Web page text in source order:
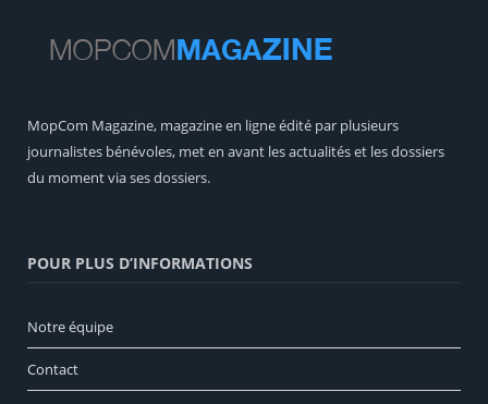
MopCom Magazine, magazine en ligne édité par plusieurs
journalistes bénévoles, met en avant les actualités et les dossiers
du moment via ses dossiers.
POUR PLUS D’INFORMATIONS
Notre équipe
Contact